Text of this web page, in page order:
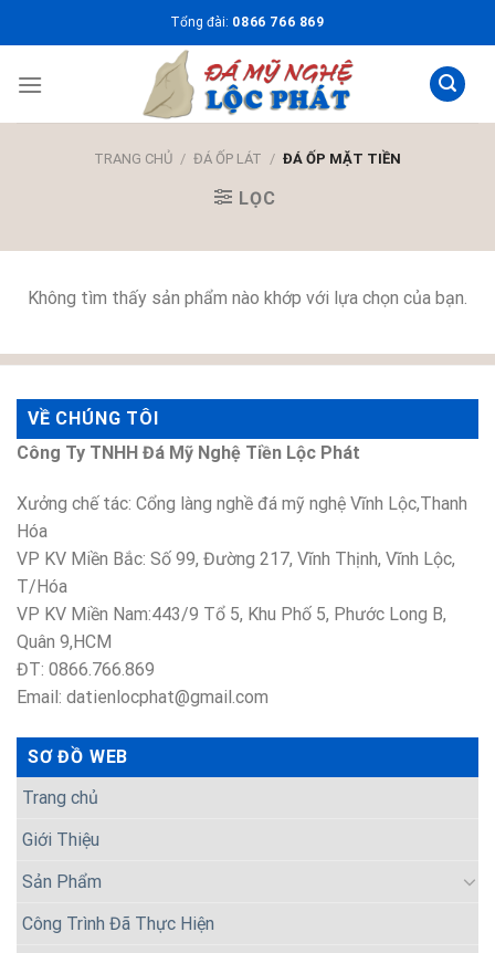
to
Tổng đài: 0866 766 869
TRANG CHỦ / ĐÁ ỐP LÁT / ĐÁ ỐP MẶT TIỀN
LỌC
Không tìm thấy sản phẩm nào khớp với lựa chọn của bạn.
VỀ CHÚNG TÔI
Công Ty TNHH Đá Mỹ Nghệ Tiền Lộc Phát
Xưởng chế tác: Cổng làng nghề đá mỹ nghệ Vĩnh Lộc,Thanh
Hóa
VP KV Miền Bắc: Số 99, Đường 217, Vĩnh Thịnh, Vĩnh Lộc,
T/Hóa
VP KV Miền Nam:443/9 Tổ 5, Khu Phố 5, Phước Long B,
Quân 9,HCM
ĐT: 0866.766.869
Email: datienlocphat@gmail.com
SƠ ĐỒ WEB
Trang chủ
Giới Thiệu
Sản Phẩm
Công Trình Đã Thực Hiện